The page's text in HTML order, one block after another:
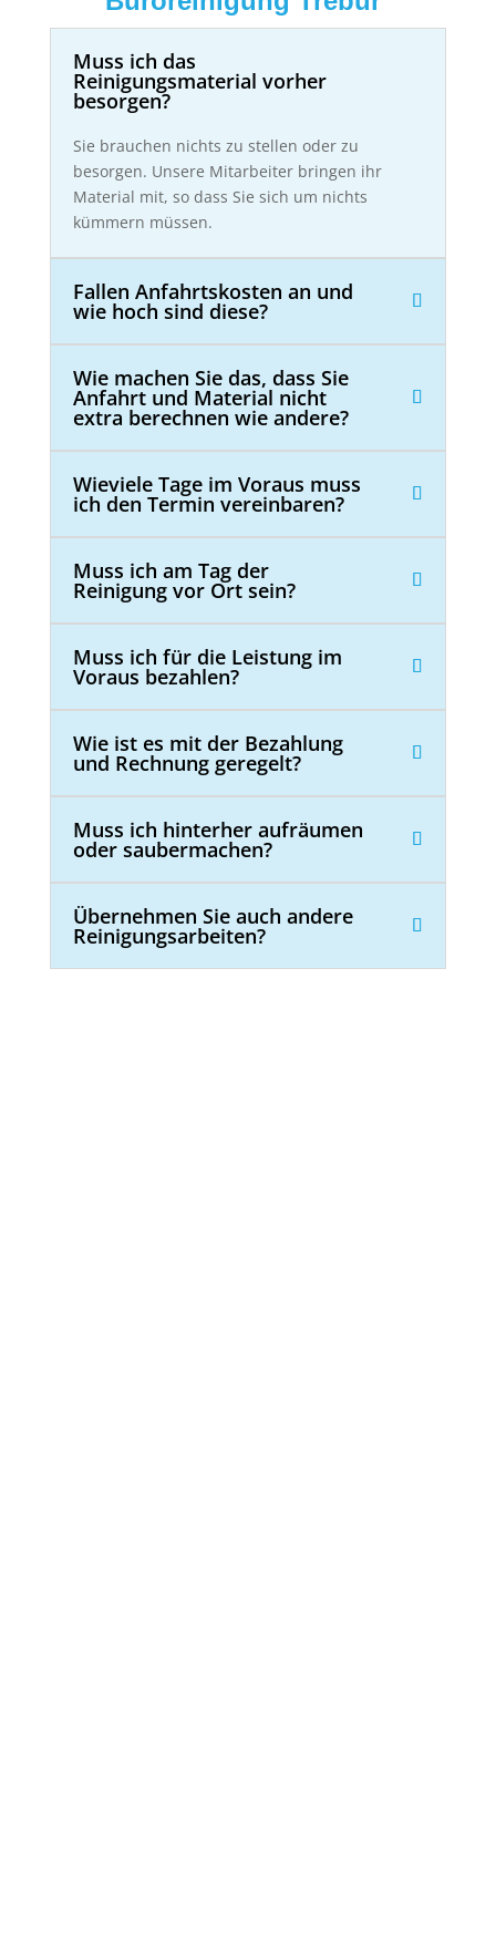
Muss ich das
Reinigungsmaterial vorher
besorgen?
Sie brauchen nichts zu stellen oder zu
besorgen. Unsere Mitarbeiter bringen ihr
Material mit, so dass Sie sich um nichts
kümmern müssen.
Fallen Anfahrtskosten an und
wie hoch sind diese?
Wie machen Sie das, dass Sie
Anfahrt und Material nicht
extra berechnen wie andere?
Wieviele Tage im Voraus muss
ich den Termin vereinbaren?
Muss ich am Tag der
Reinigung vor Ort sein?
Muss ich für die Leistung im
Voraus bezahlen?
Wie ist es mit der Bezahlung
und Rechnung geregelt?
Muss ich hinterher aufräumen
oder saubermachen?
Übernehmen Sie auch andere
Reinigungsarbeiten?